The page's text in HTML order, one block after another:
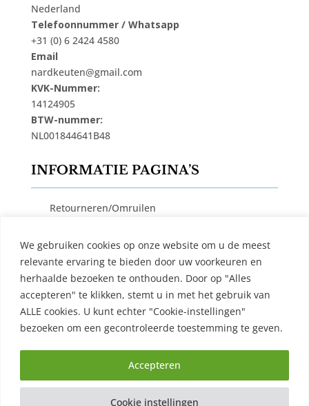
We gebruiken cookies op onze website om u de meest
relevante ervaring te bieden door uw voorkeuren en
herhaalde bezoeken te onthouden. Door op "Alles
accepteren" te klikken, stemt u in met het gebruik van
ALLE cookies. U kunt echter "Cookie-instellingen"
bezoeken om een ​​gecontroleerde toestemming te geven.
Cookie instellingen
Accepteren
Nederland
Telefoonnummer / Whatsapp
+31 (0) 6 2424 4580
Email
nardkeuten@gmail.com
KVK-Nummer:
14124905
BTW-nummer:
NL001844641B48
INFORMATIE PAGINA’S
Retourneren/Omruilen
Cookiebeleid
Algemene Voorwaarden
Contact